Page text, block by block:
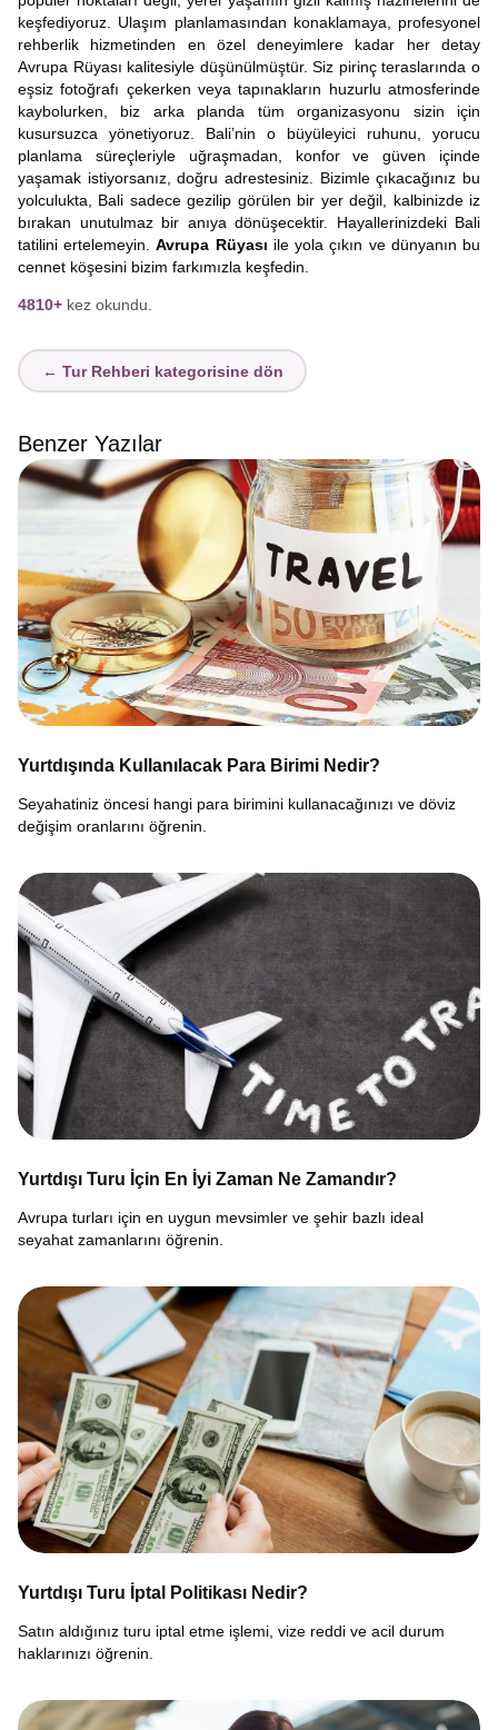
keşfediyoruz. Ulaşım planlamasından konaklamaya, profesyonel
rehberlik hizmetinden en özel deneyimlere kadar her detay
Avrupa Rüyası kalitesiyle düşünülmüştür. Siz pirinç teraslarında o
eşsiz fotoğrafı çekerken veya tapınakların huzurlu atmosferinde
kaybolurken, biz arka planda tüm organizasyonu sizin için
kusursuzca yönetiyoruz. Bali’nin o büyüleyici ruhunu, yorucu
planlama süreçleriyle uğraşmadan, konfor ve güven içinde
yaşamak istiyorsanız, doğru adrestesiniz. Bizimle çıkacağınız bu
yolculukta, Bali sadece gezilip görülen bir yer değil, kalbinizde iz
bırakan unutulmaz bir anıya dönüşecektir. Hayallerinizdeki Bali
tatilini ertelemeyin.Avrupa Rüyası ile yola çıkın ve dünyanın bu
cennet köşesini bizim farkımızla keşfedin.
4810+ kez okundu.
← Tur Rehberi kategorisine dön
Benzer Yazılar
Yurtdışında Kullanılacak Para Birimi Nedir?
Seyahatiniz öncesi hangi para birimini kullanacağınızı ve döviz
değişim oranlarını öğrenin.
Yurtdışı Turu İçin En İyi Zaman Ne Zamandır?
Avrupa turları için en uygun mevsimler ve şehir bazlı ideal
seyahat zamanlarını öğrenin.
Yurtdışı Turu İptal Politikası Nedir?
Satın aldığınız turu iptal etme işlemi, vize reddi ve acil durum
haklarınızı öğrenin.